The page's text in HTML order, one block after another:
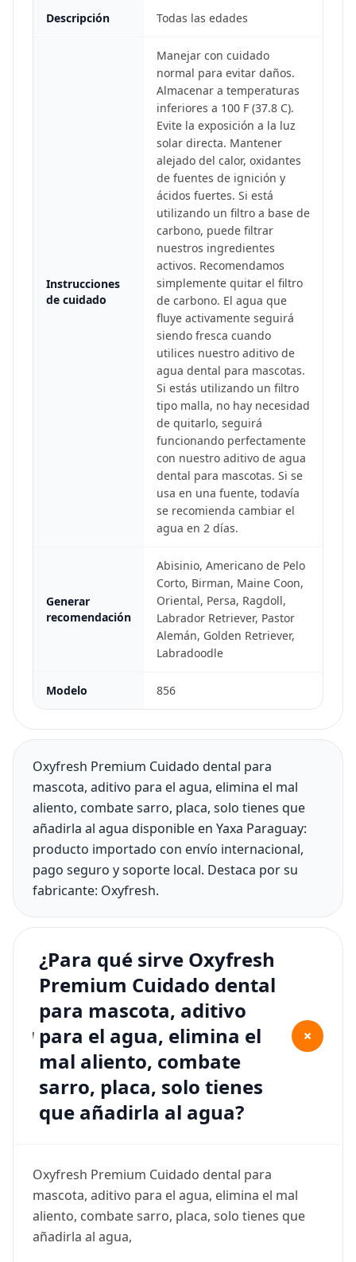
Descripción Todas las edades
Instrucciones
de cuidado
Manejar con cuidado
normal para evitar daños.
Almacenar a temperaturas
inferiores a 100 F (37.8 C).
Evite la exposición a la luz
solar directa. Mantener
alejado del calor, oxidantes
de fuentes de ignición y
ácidos fuertes. Si está
utilizando un filtro a base de
carbono, puede filtrar
nuestros ingredientes
activos. Recomendamos
simplemente quitar el filtro
de carbono. El agua que
fluye activamente seguirá
siendo fresca cuando
utilices nuestro aditivo de
agua dental para mascotas.
Si estás utilizando un filtro
tipo malla, no hay necesidad
de quitarlo, seguirá
funcionando perfectamente
con nuestro aditivo de agua
dental para mascotas. Si se
usa en una fuente, todavía
se recomienda cambiar el
agua en 2 días.
Generar
recomendación
Abisinio, Americano de Pelo
Corto, Birman, Maine Coon,
Oriental, Persa, Ragdoll,
Labrador Retriever, Pastor
Alemán, Golden Retriever,
Labradoodle
Modelo 856
Oxyfresh Premium Cuidado dental para
mascota, aditivo para el agua, elimina el mal
aliento, combate sarro, placa, solo tienes que
añadirla al agua disponible en Yaxa Paraguay:
producto importado con envío internacional,
pago seguro y soporte local. Destaca por su
fabricante: Oxyfresh.
¿Para qué sirve Oxyfresh
Premium Cuidado dental
para mascota, aditivo
para el agua, elimina el
mal aliento, combate
sarro, placa, solo tienes
que añadirla al agua?
+
Oxyfresh Premium Cuidado dental para
mascota, aditivo para el agua, elimina el mal
aliento, combate sarro, placa, solo tienes que
añadirla al agua,